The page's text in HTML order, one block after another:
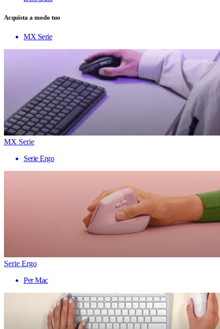
Acquista a modo tuo
MX Serie
MX Serie
Serie Ergo
Serie Ergo
Per Mac